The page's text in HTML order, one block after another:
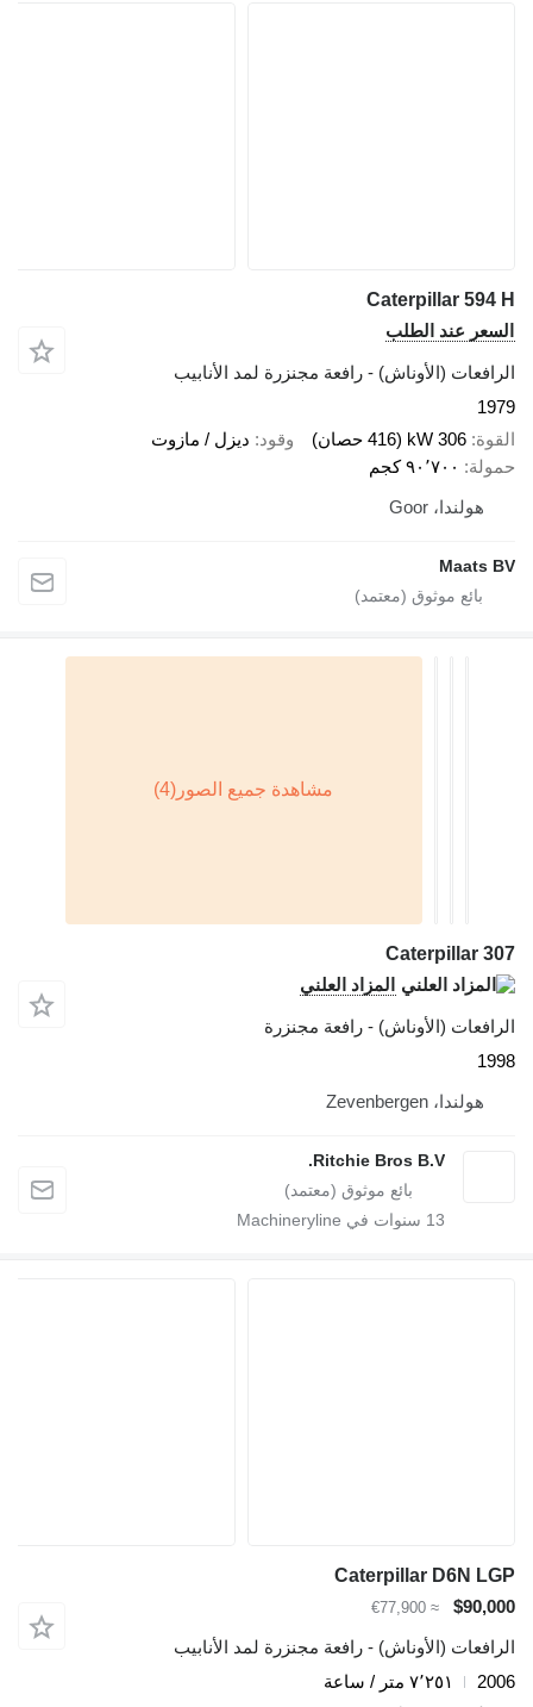
Caterpillar 594 H
السعر عند الطلب
الرافعات (الأوناش) - رافعة مجنزرة لمد الأنابيب
1979
القوة 306 kW (416 حصان) وقود ديزل / مازوت
حمولة
٩٠٬٧٠٠ كجم
هولندا، Goor
Maats BV
Caterpillar 307
المزاد العلني
الرافعات (الأوناش) - رافعة مجنزرة
1998
هولندا، Zevenbergen
Ritchie Bros B.V.
13 سنوات في Machineryline
Caterpillar D6N LGP
$90,000
≈ €77,900
الرافعات (الأوناش) - رافعة مجنزرة لمد الأنابيب
2006
٧٬٢٥١ متر / ساعة